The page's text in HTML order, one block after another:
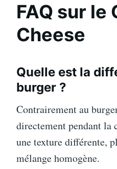
FAQ sur le
Cheese
Quelle est la
burger ?
Contrairement au
directement pendant la
une texture différente,
mélange homogène.